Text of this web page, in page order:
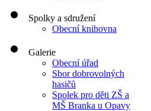
Spolky a sdružení
Obecní knihovna
Galerie
Obecní úřad
Sbor dobrovolných
hasičů
Spolek pro děti ZŠ a
MŠ Branka u Opavy